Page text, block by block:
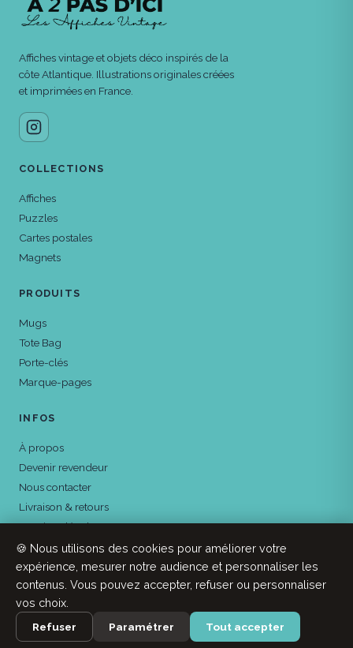
🍪 Nous utilisons des cookies pour améliorer votre
expérience, mesurer notre audience et personnaliser les
contenus. Vous pouvez accepter, refuser ou personnaliser
vos choix.
Refuser Paramétrer Tout accepter
Affiches vintage et objets déco inspirés de la
côte Atlantique. Illustrations originales créées
et imprimées en France.
COLLECTIONS
Affiches
Puzzles
Cartes postales
Magnets
PRODUITS
Mugs
Tote Bag
Porte-clés
Marque-pages
INFOS
À propos
Devenir revendeur
Nous contacter
Livraison & retours
Mentions légales
Confidentialité
© 2026 A2 Pas d'Ici ·Agence Penny Lane
Mentions légalesCGV ConfidentialitéCookies